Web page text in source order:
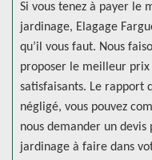
Si vous tenez à payer le
jardinage, Elagage
qu’il vous faut. Nous
proposer le meilleur
satisfaisants. Le rapport
négligé, vous pouvez
nous demander un
jardinage à faire dans